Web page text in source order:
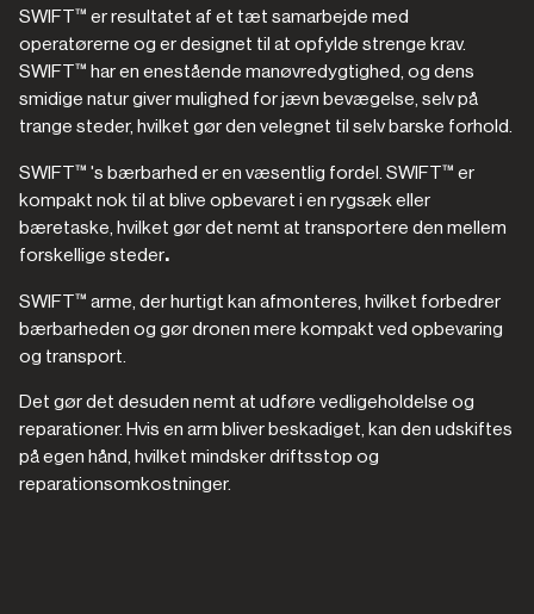
SWIFT™ er resultatet af et tæt samarbejde med
operatørerne og er designet til at opfylde strenge krav.
SWIFT™ har en enestående manøvredygtighed, og dens
smidige natur giver mulighed for jævn bevægelse, selv på
trange steder, hvilket gør den velegnet til selv barske forhold.
SWIFT™ 's bærbarhed er en væsentlig fordel. SWIFT™ er
kompakt nok til at blive opbevaret i en rygsæk eller
bæretaske, hvilket gør det nemt at transportere den mellem
forskellige steder.‍
SWIFT™ arme, der hurtigt kan afmonteres, hvilket forbedrer
bærbarheden og gør dronen mere kompakt ved opbevaring
og transport.
Det gør det desuden nemt at udføre vedligeholdelse og
reparationer. Hvis en arm bliver beskadiget, kan den udskiftes
på egen hånd, hvilket mindsker driftsstop og
reparationsomkostninger.